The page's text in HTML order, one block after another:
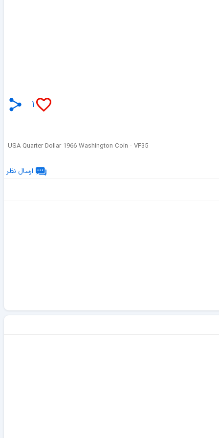
۱
USA Quarter Dollar 1966 Washington Coin - VF35
ارسال نظر